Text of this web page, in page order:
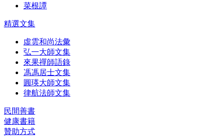
菜根譚
精選文集
虛雲和尚法彙
弘一大師文集
來果禪師語錄
馮馮居士文集
圓瑛大師文集
律航法師文集
民間善書
健康書籍
贊助方式